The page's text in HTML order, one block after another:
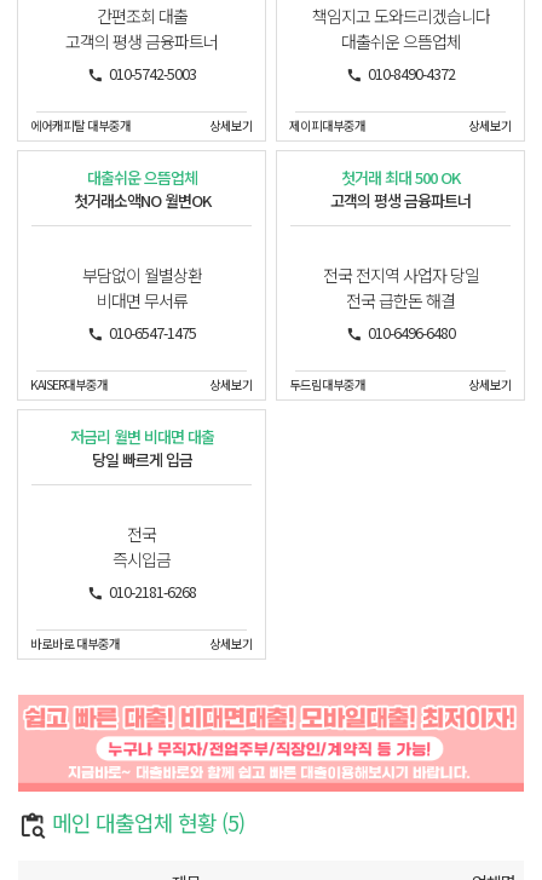
간편조회 대출
고객의 평생 금융파트너
010-5742-5003
에어캐피탈 대부중개 상세보기
책임지고 도와드리겠습니다
대출쉬운 으뜸업체
010-8490-4372
제이피대부중개 상세보기
대출쉬운 으뜸업체
첫거래소액NO 월변OK
부담없이 월별상환
비대면 무서류
010-6547-1475
KAISER대부중개 상세보기
첫거래 최대 500 OK
고객의 평생 금융파트너
전국 전지역 사업자 당일
전국 급한돈 해결
010-6496-6480
두드림대부중개 상세보기
저금리 월변 비대면 대출
당일 빠르게 입금
전국
즉시입금
010-2181-6268
바로바로 대부중개 상세보기
메인 대출업체 현황 (5)